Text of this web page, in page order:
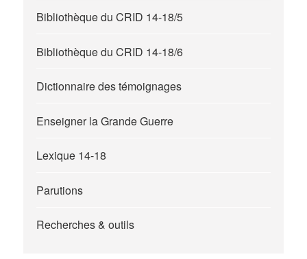
Bibliothèque du CRID 14-18/5
Bibliothèque du CRID 14-18/6
Dictionnaire des témoignages
Enseigner la Grande Guerre
Lexique 14-18
Parutions
Recherches & outils